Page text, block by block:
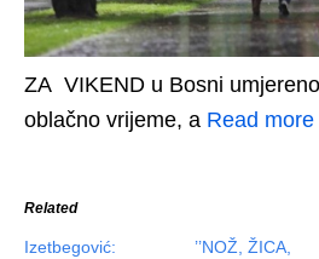
ZA VIKEND u Bosni
oblačno vrijeme, a Read more
Related
Izetbegović:
’’NOŽ, ŽICA,